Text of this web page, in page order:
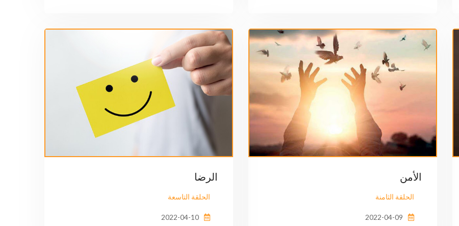
الأمن
الحلقة الثامنة
الرضا
الحلقة التاسعة